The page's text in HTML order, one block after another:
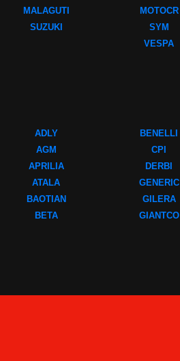
MALAGUTI
SUZUKI
MOTOCR
SYM
VESPA
ADLY
AGM
APRILIA
ATALA
BAOTIAN
BETA
BENELLI
CPI
DERBI
GENERIC
GILERA
GIANTCO